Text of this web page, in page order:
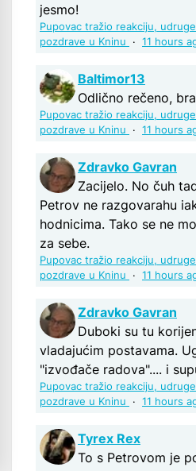
jesmo!
Pupovac tražio reakciju,
pozdrave u Kninu
· 11 hours
Baltimor13
Odlično rečeno,
Pupovac tražio reakciju,
pozdrave u Kninu
· 11 hours
Zdravko Gavran
Zacijelo. No čuh
Petrov ne razgovarahu
hodnicima. Tako se ne
za sebe.
Pupovac tražio reakciju,
pozdrave u Kninu
· 11 hours
Zdravko Gavran
Duboki su tu
vladajućim postavama.
"izvođače radova".... i
Pupovac tražio reakciju,
pozdrave u Kninu
· 11 hours
Tyrex Rex
To s Petrovom je